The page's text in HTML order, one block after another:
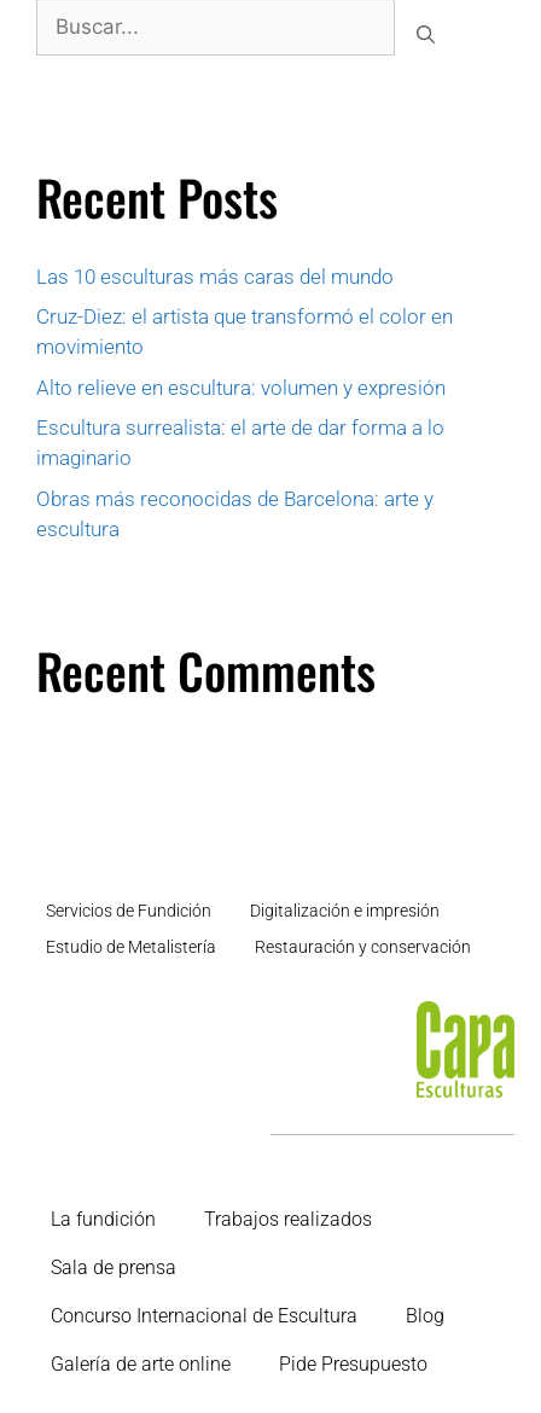
Recent Posts
Las 10 esculturas más caras del mundo
Cruz-Diez: el artista que transformó el color en
movimiento
Alto relieve en escultura: volumen y expresión
Escultura surrealista: el arte de dar forma a lo
imaginario
Obras más reconocidas de Barcelona: arte y
escultura
Recent Comments
Servicios de Fundición
Digitalización e impresión
Estudio de Metalistería
Restauración y conservación
La fundición Trabajos realizados
Sala de prensa
Concurso Internacional de Escultura Blog
Galería de arte online Pide Presupuesto